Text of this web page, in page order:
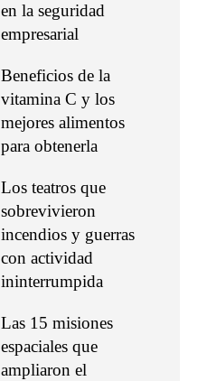
en la seguridad
empresarial
Beneficios de la
vitamina C y los
mejores alimentos
para obtenerla
Los teatros que
sobrevivieron
incendios y guerras
con actividad
ininterrumpida
Las 15 misiones
espaciales que
ampliaron el